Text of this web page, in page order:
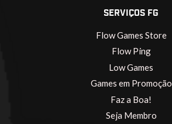
SERVIÇOS FG
Flow Games Store
Flow Ping
Low Games
Games em Promoção
Faz a Boa!
Seja Membro